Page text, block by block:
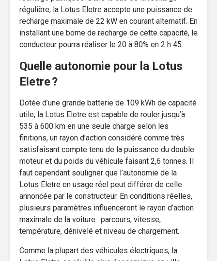
régulière, la Lotus Eletre accepte une puissance de
recharge maximale de 22 kW en courant alternatif. En
installant une borne de recharge de cette capacité, le
conducteur pourra réaliser le 20 à 80% en 2 h 45.
Quelle autonomie pour la Lotus
Eletre ?
Dotée d’une grande batterie de 109 kWh de capacité
utile, la Lotus Eletre est capable de rouler jusqu’à
535 à 600 km en une seule charge selon les
finitions, un rayon d’action considéré comme très
satisfaisant compte tenu de la puissance du double
moteur et du poids du véhicule faisant 2,6 tonnes. Il
faut cependant souligner que l’autonomie de la
Lotus Eletre en usage réel peut différer de celle
annoncée par le constructeur. En conditions réelles,
plusieurs paramètres influenceront le rayon d’action
maximale de la voiture : parcours, vitesse,
température, dénivelé et niveau de chargement.
Comme la plupart des véhicules électriques, la